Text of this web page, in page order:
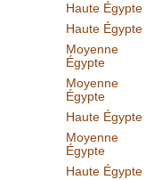
Haute Égypte
Haute Égypte
Moyenne
Égypte
Moyenne
Égypte
Haute Égypte
Moyenne
Égypte
Haute Égypte